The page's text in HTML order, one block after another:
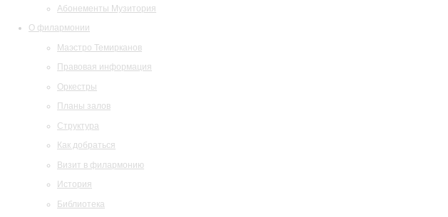
Абонементы Музитория
О филармонии
Маэстро Темирканов
Правовая информация
Оркестры
Планы залов
Структура
Как добраться
Визит в филармонию
История
Библиотека